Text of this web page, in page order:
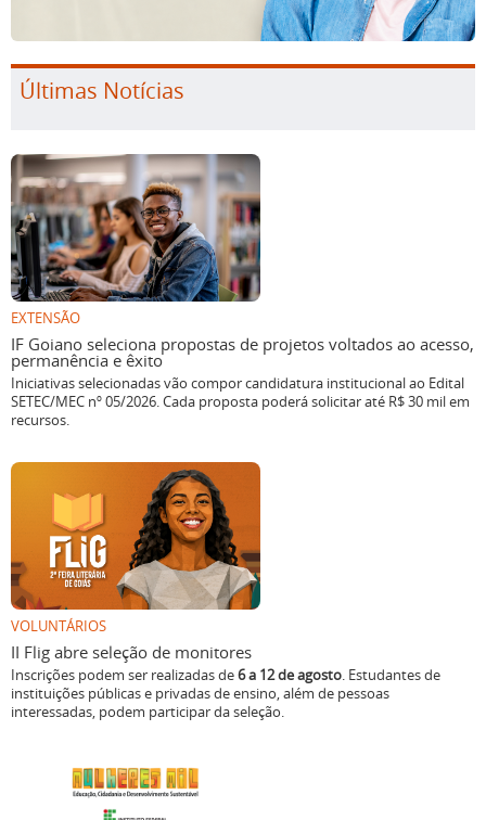
Últimas Notícias
EXTENSÃO
IF Goiano seleciona propostas de projetos voltados ao acesso,
permanência e êxito
Iniciativas selecionadas vão compor candidatura institucional ao Edital
SETEC/MEC nº 05/2026. Cada proposta poderá solicitar até R$ 30 mil em
recursos.
VOLUNTÁRIOS
II Flig abre seleção de monitores
Inscrições podem ser realizadas de6 a 12 de agosto. Estudantes de
instituições públicas e privadas de ensino, além de pessoas
interessadas, podem participar da seleção.